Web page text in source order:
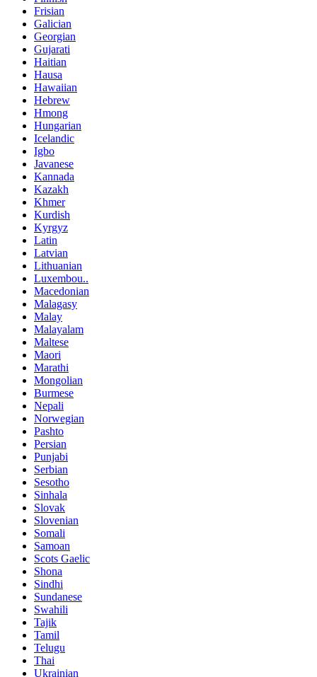
Frisian
Galician
Georgian
Gujarati
Haitian
Hausa
Hawaiian
Hebrew
Hmong
Hungarian
Icelandic
Igbo
Javanese
Kannada
Kazakh
Khmer
Kurdish
Kyrgyz
Latin
Latvian
Lithuanian
Luxembou..
Macedonian
Malagasy
Malay
Malayalam
Maltese
Maori
Marathi
Mongolian
Burmese
Nepali
Norwegian
Pashto
Persian
Punjabi
Serbian
Sesotho
Sinhala
Slovak
Slovenian
Somali
Samoan
Scots Gaelic
Shona
Sindhi
Sundanese
Swahili
Tajik
Tamil
Telugu
Thai
Ukrainian